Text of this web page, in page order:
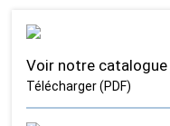
Voir notre
Télécharger (PDF)